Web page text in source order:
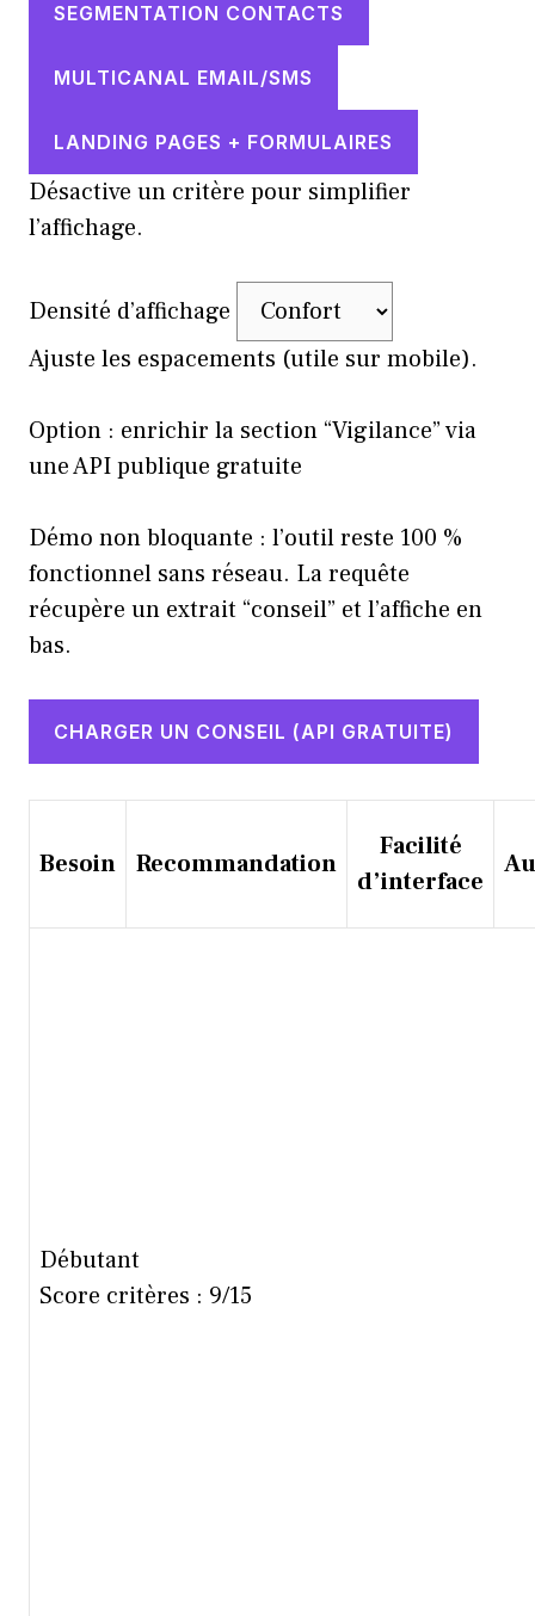
SEGMENTATION CONTACTS
MULTICANAL EMAIL/SMS
LANDING PAGES + FORMULAIRES
Désactive un critère pour simplifier
l’affichage.
Densité d’affichage
Ajuste les espacements (utile sur mobile).
Option : enrichir la section “Vigilance” via
une API publique gratuite
Démo non bloquante : l’outil reste 100 %
fonctionnel sans réseau. La requête
récupère un extrait “conseil” et l’affiche en
bas.
CHARGER UN CONSEIL (API GRATUITE)
Besoin
Recommandation
Facilité
d’interface
Débutant
Score critères : 9/15